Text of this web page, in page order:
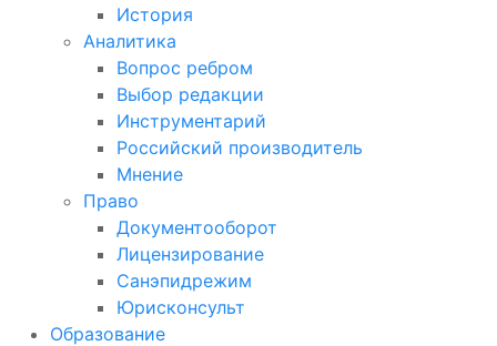
История
Аналитика
Вопрос ребром
Выбор редакции
Инструментарий
Российский производитель
Мнение
Право
Документооборот
Лицензирование
Санэпидрежим
Юрисконсульт
Образование